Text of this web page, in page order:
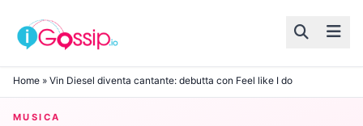
Skip to content
Home » Vin Diesel diventa cantante: debutta con Feel like I do
MUSICA